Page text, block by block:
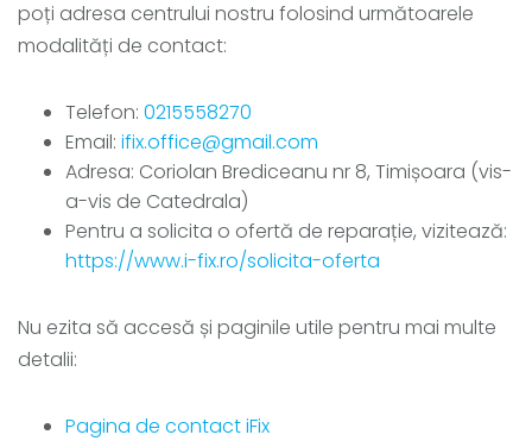
poți adresa centrului nostru folosind următoarele
modalități de contact:
Telefon: 0215558270
Email: ifix.office@gmail.com
Adresa: Coriolan Brediceanu nr 8, Timișoara (vis-
a-vis de Catedrala)
Pentru a solicita o ofertă de reparație, vizitează:
https://www.i-fix.ro/solicita-oferta
Nu ezita să accesă și paginile utile pentru mai multe
detalii:
Pagina de contact iFix